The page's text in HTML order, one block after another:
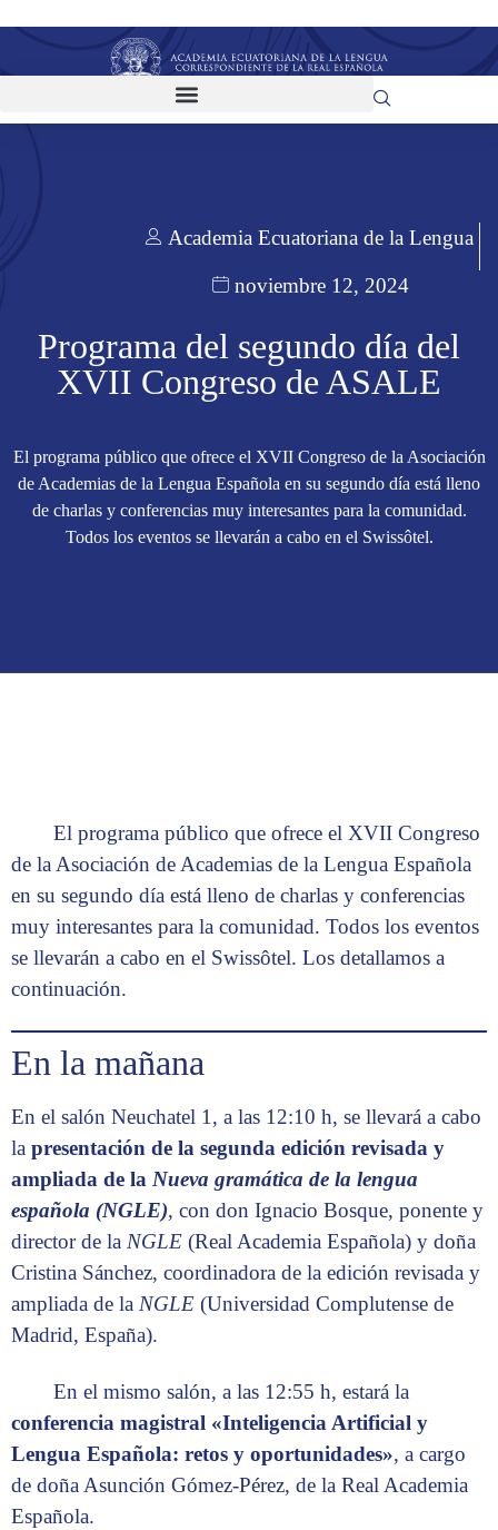
Academia Ecuatoriana de la Lengua
noviembre 12, 2024
Programa del segundo día del
XVII Congreso de ASALE
El programa público que ofrece el XVII Congreso de la Asociación
de Academias de la Lengua Española en su segundo día está lleno
de charlas y conferencias muy interesantes para la comunidad.
Todos los eventos se llevarán a cabo en el Swissôtel.
El programa público que ofrece el XVII Congreso
de la Asociación de Academias de la Lengua Española
en su segundo día está lleno de charlas y conferencias
muy interesantes para la comunidad. Todos los eventos
se llevarán a cabo en el Swissôtel. Los detallamos a
continuación.
En la mañana
En el salón Neuchatel 1, a las 12:10 h, se llevará a cabo
la presentación de la segunda edición revisada y
ampliada de la Nueva gramática de la lengua
española (NGLE), con don Ignacio Bosque, ponente y
director de la NGLE (Real Academia Española) y doña
Cristina Sánchez, coordinadora de la edición revisada y
ampliada de la NGLE (Universidad Complutense de
Madrid, España).
En el mismo salón, a las 12:55 h, estará la
conferencia magistral «Inteligencia Artificial y
Lengua Española: retos y oportunidades», a cargo
de doña Asunción Gómez-Pérez, de la Real Academia
Española.